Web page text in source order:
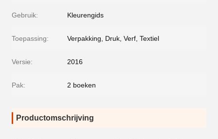
Gebruik: Kleurengids
Toepassing: Verpakking, Druk, Verf, Textiel
Versie: 2016
Pak: 2 boeken
Productomschrijving